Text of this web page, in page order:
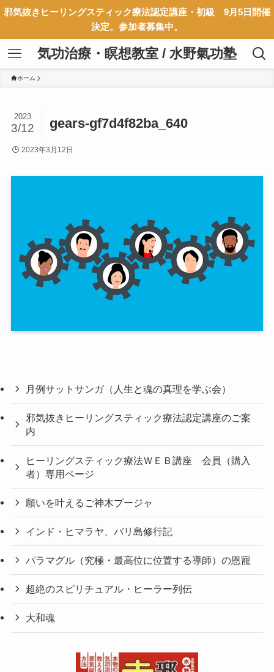
邪気抜きヒーリングスティック療法認定講座・初級 9月5日開催
決定。参加者募集中。
気功治療・瞑想教室 / 水野氣功塾
ホーム
gears-gf7d4f82ba_640
2023
3/12
2023年3月12日
月例サットサンガ（人生と魂の真理を学ぶ会）
邪気抜きヒーリングスティック療法認定講座のご案
内
ヒーリングスティック療法ＷＥＢ講座 会員（購入
者）専用ページ
願いを叶えるご神木プージャ
インド・ヒマラヤ、バリ島修行記
パラマグル（究極・最高位に位置する導師）の恩寵
超絶のスピリチュアル・ヒーラー列伝
大和魂